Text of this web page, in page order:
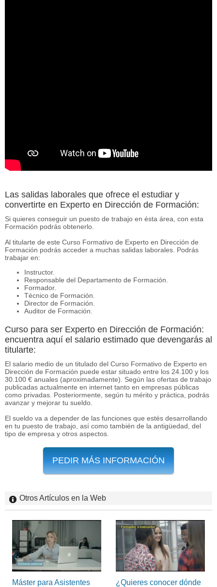
Las salidas laborales que ofrece el estudiar y
convertirte en Experto en Dirección de Formación:
Si quieres conseguir un puesto de trabajo en ésta área, con esta
Formación podrás obtenerlo.
Al titularte de este Curso Formativo de Experto en Dirección de
Formación podrás acceder a muchas salidas laborales. Podrás
trabajar en:
Instructor.
Responsable del Departamento de Formación.
Formador.
Técnico de Formación.
Director de Formación.
Auditor de Formación.
Curso para ser Experto en Dirección de Formación:
encuentra aquí el salario estimado que devengarás al
titularte:
El salario medio de un titulado del Curso Formativo de Experto en
Dirección de Formación puede estar situado entre los 24.100 y los
30.100 € anuales (aproximadamente). Según las ofertas de trabajo
publicadas actualmente en internet tanto en empresas públicas
como privadas. Posteriormente, según tu mérito y práctica, podrás
avanzar y mejorar tu sueldo.
El sueldo va a depender de las funciones que estés desarrollando
en tu puesto de trabajo, así como también de la antigüedad, del
tipo de empresa y otros aspectos.
PEDIR MÁS INFORMACIÓN
Otros Artículos en la Web
Máster para Asistentes
¿Quieres conocer dónde